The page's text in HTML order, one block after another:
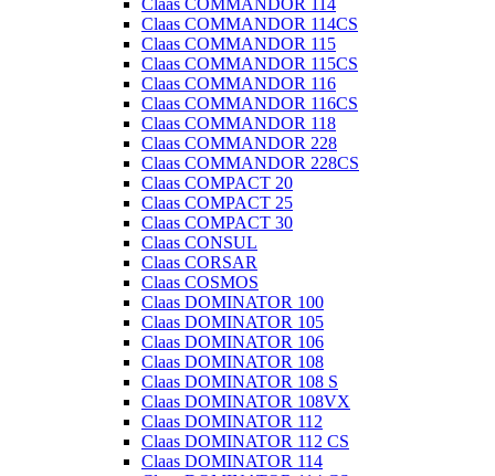
Claas COMMANDOR 114
Claas COMMANDOR 114CS
Claas COMMANDOR 115
Claas COMMANDOR 115CS
Claas COMMANDOR 116
Claas COMMANDOR 116CS
Claas COMMANDOR 118
Claas COMMANDOR 228
Claas COMMANDOR 228CS
Claas COMPACT 20
Claas COMPACT 25
Claas COMPACT 30
Claas CONSUL
Claas CORSAR
Claas COSMOS
Claas DOMINATOR 100
Claas DOMINATOR 105
Claas DOMINATOR 106
Claas DOMINATOR 108
Claas DOMINATOR 108 S
Claas DOMINATOR 108VX
Claas DOMINATOR 112
Claas DOMINATOR 112 CS
Claas DOMINATOR 114